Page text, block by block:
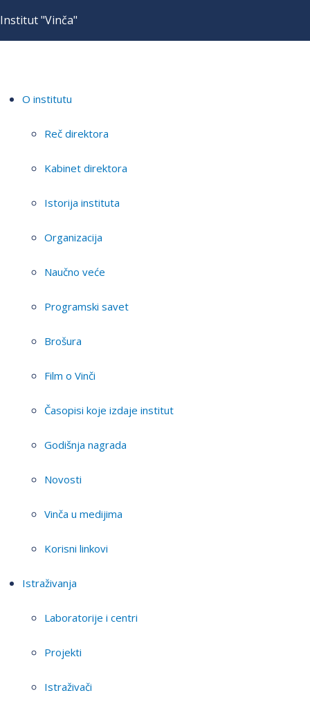
Institut "Vinča"
O institutu
Reč direktora
Kabinet direktora
Istorija instituta
Organizacija
Naučno veće
Programski savet
Brošura
Film o Vinči
Časopisi koje izdaje institut
Godišnja nagrada
Novosti
Vinča u medijima
Korisni linkovi
Istraživanja
Laboratorije i centri
Projekti
Istraživači